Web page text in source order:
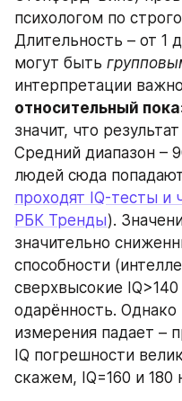
психологом по
Длительность – от 1
могут быть
интерпретации
относительный
значит, что
Средний диапазон –
людей сюда
проходят IQ-тесты и
РБК Тренды).
значительно
способности
сверхвысокие
одарённость.
измерения падает –
IQ погрешности
скажем, IQ=160 и 180